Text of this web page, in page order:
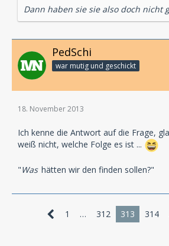
Dann haben sie sie also doch nicht
PedSchi
war mutig und geschickt
18. November 2013
Ich kenne die Antwort auf die Frage,
weiß nicht, welche Folge es ist ...
"Was hätten wir den finden sollen?"
1 … 312 313 314